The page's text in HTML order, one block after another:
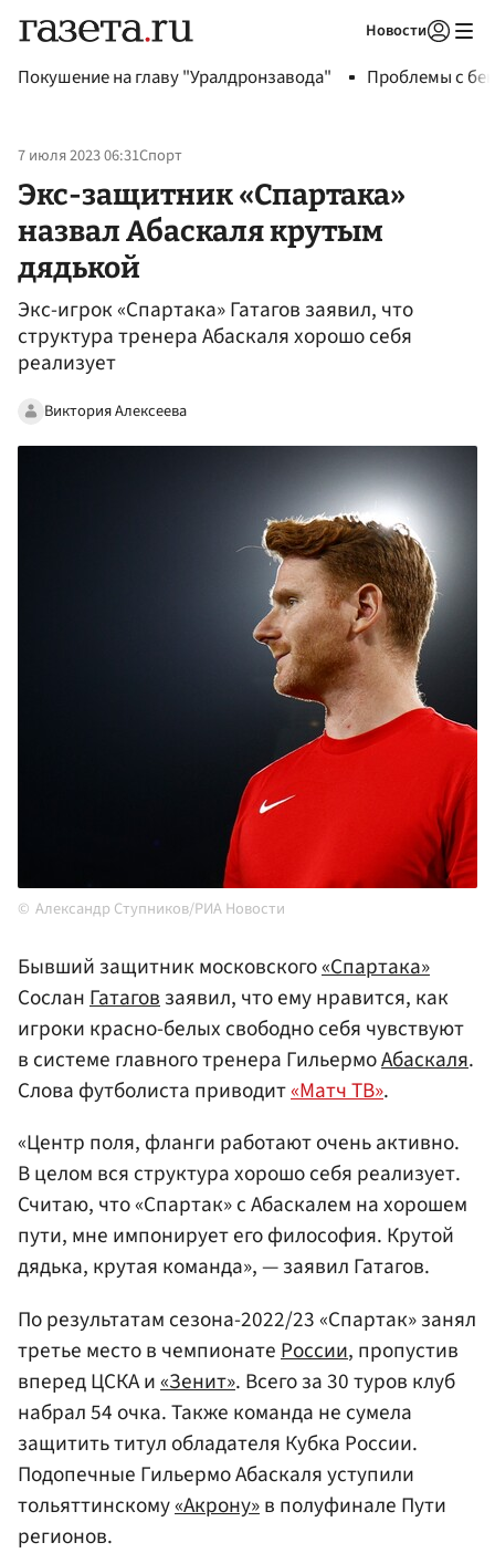
Новости
Покушение на главу "Уралдронзавода" Проблемы с
7 июля 2023 06:31Спорт
Экс-защитник «Спартака»
назвал Абаскаля крутым
дядькой
Экс-игрок «Спартака» Гатагов заявил, что
структура тренера Абаскаля хорошо себя
реализует
Виктория Алексеева
Александр Ступников/РИА Новости
Бывший защитник московского«Спартака»
СосланГатаговзаявил, что ему нравится, как
игроки красно-белых свободно себя чувствуют
в системе главного тренера ГильермоАбаскаля.
Слова футболиста приводит«Матч ТВ».
«Центр поля, фланги работают очень активно.
В целом вся структура хорошо себя реализует.
Считаю, что «Спартак» с Абаскалем на хорошем
пути, мне импонирует его философия. Крутой
дядька, крутая команда», — заявил Гатагов.
По результатам сезона-2022/23 «Спартак» занял
третье место в чемпионате России, пропустив
вперед ЦСКА и«Зенит». Всего за 30 туров клуб
набрал 54 очка. Также команда не сумела
защитить титул обладателя Кубка России.
Подопечные Гильермо Абаскаля уступили
тольяттинскому«Акрону»в полуфинале Пути
регионов.